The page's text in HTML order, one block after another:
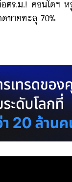
ร.ม.! คอนโดฯ หรู
ขายทะลุ 70%